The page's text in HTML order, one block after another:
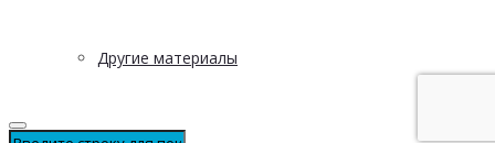
Другие материалы